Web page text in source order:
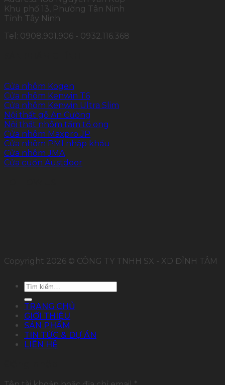
Khu phố 13, Phường Tân Ninh
Tỉnh Tây Ninh
Tel: 0908.901.906 - 0932.116.368
Cửa nhôm Kogen
Cửa nhôm Kenwin T6
Cửa nhôm Kenwin Ultra Slim
Nội thất gỗ An Cường
Nội thất nhôm tấm tổ ong
Cửa nhôm Maxpro.JP
Cửa nhôm PMI nhập khẩu
Cửa nhôm JMA
Cửa cuốn Austdoor
Copyright 2026 © CÔNG TY TNHH SX - XD ĐỈNH TÂM
Tìm
kiếm:
TRANG CHỦ
GIỚI THIỆU
SẢN PHẨM
TIN TỨC & DỰ ÁN
LIÊN HỆ